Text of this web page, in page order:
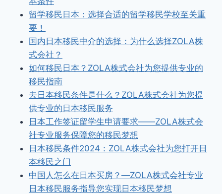
留学移民日本：选择合适的留学移民学校至关重
要！
国内日本移民中介的选择：为什么选择ZOLA株
式会社？
如何移民日本？ZOLA株式会社为您提供专业的
移民指南
去日本移民条件是什么？ZOLA株式会社为您提
供专业的日本移民服务
日本工作签证留学生申请要求——ZOLA株式会
社专业服务保障您的移民梦想
日本移民条件2024：ZOLA株式会社为您打开日
本移民之门
中国人怎么在日本买房？—ZOLA株式会社专业
日本移民服务指导您实现日本移民梦想